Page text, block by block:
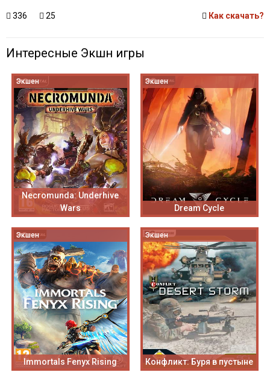
336 25 Как скачать?
Интересные Экшн игры
Экшен
Necromunda: Underhive
Wars
Экшен
Dream Cycle
Экшен
Immortals Fenyx Rising
Экшен
Конфликт: Буря в пустыне